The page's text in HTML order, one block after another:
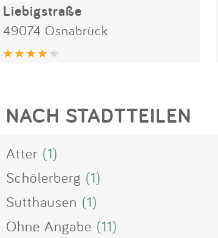
Liebigstraße
49074 Osnabrück
NACH STADTTEILEN
Atter (1)
Schölerberg (1)
Sutthausen (1)
Ohne Angabe (11)